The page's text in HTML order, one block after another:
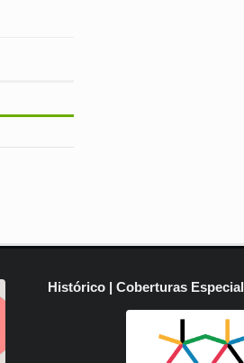
Histórico | Coberturas